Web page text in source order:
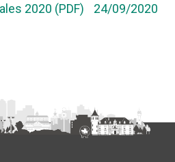
2020 (PDF)
24/09/2020